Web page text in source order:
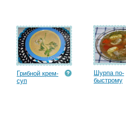
Грибной крем-
суп
Шурпа по-
быстрому